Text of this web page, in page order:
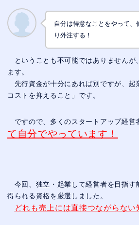
自分は得意なことをやって、
り外注する！
ということも不可能ではありませんが
ます。
先行資金が十分にあれば別ですが、起
コストを抑えること」です。
ですので、多くのスタートアップ経営
て自分でやっています！
今回、独立・起業して経営者を目指す
得られる資格を厳選しました。
どれも売上には直接つながらない